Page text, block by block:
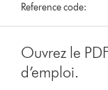
Reference code:
Ouvrez le
d’emploi.